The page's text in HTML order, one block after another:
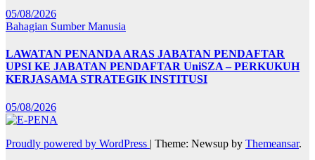
05/08/2026
Bahagian Sumber Manusia
LAWATAN PENANDA ARAS JABATAN PENDAFTAR
UPSI KE JABATAN PENDAFTAR UniSZA – PERKUKUH
KERJASAMA STRATEGIK INSTITUSI
05/08/2026
Proudly powered by WordPress | Theme: Newsup by Themeansar.